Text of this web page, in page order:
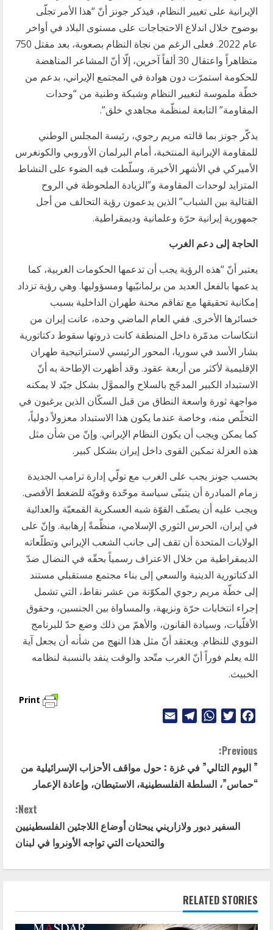
الإيرانية على تغيير النظام، فيذكر جونز أنّ “هذا الأمر تجلّى
بوضوح خلال اندلاع الاحتجاجات على مستوى البلاد في أواخر
عام 2022. فعلى الرغم من نجاة النظام بصعوبة، بعد مقتل 750
متظاهراً واعتقال 30 ألفاً آخرين، إلّا أنّ المشاعر المناهضة
للحكومة استمرّت دون هوادة في المجتمع الإيراني، بدعم من
خطّة ملموسة لتغيير النظام وشبكة وطنية من “وحدات
المقاومة” التابعة لمنظّمة مجاهدي خلق”.
يذكّر جونز بما قالته مريم رجوي، رئيسة المجلس الوطني
للمقاومة الإيرانية المنتخبة، أمام البرلمان الأوروبي والكونغرس
الأميركي في الأشهر الأخيرة، وسلّطت فيه الضوء على النشاط
المتزايد لوحدات المقاومة و”الزيادة الملحوظة في الروح
القتالية بين الشباب” الذين يدعمون رؤية التحالف من أجل
جمهورية إيرانية حرّة وعلمانية وديمقراطية.
الحاجة إلى دعم الغرب
يعتبر أنّ “هذه الرؤية يجب أن تدعمها الحكومات الغربية، كما
يدعمها بالفعل العديد من برلمانيّيها ومسؤوليها. وهي رؤية تزداد
إمكانية تحقيقها مع تفاقم محنة طهران الداخلية بسبب
خسائرها الأخرى. ففي العام الماضي وحده، عانت إيران من
انتكاسات مدمّرة داخل المنطقة كانت ذروتها سقوط دكتاتورية
بشار الأسد في سوريا، المحور الرئيسي لاستراتيجية طهران
الإقليمية لأكثر من أربعة عقود. وقد أظهرت الإطاحة به أنّ
الاستبداد الكبير المدجّج بالسلاح والمموَّل بشكل جيّد لا يمكنه
مواجهة ثورة واسعة النطاق من قبل السكّان الذين يرغبون في
التخلّص منه، وخاصة عندما يكون هذا الاستبداد معزولاً دولياً،
كما يمكن ويجب أن يكون النظام الإيراني. وإنّ من شأن مثل
هذه العزلة تمكين القوى داخل إيران بشكل كبير.
بحسب جونز يجب على الغرب مع تولّي إدارة ترامب الجديدة
زمام المبادرة أن يتبنّى سياسة موحّدة وقويّة للضغط الأقصى.
ويجب عليه أن يصنّف القوّة شبه العسكرية القمعيّة والعدائية
في إيران، الحرس الثوري الإسلامي، منظّمةً إرهابية. وإنّ على
الولايات المتحدة أن تقف إلى جانب الشعب الإيراني وتطلّعاته
الديمقراطية من خلال الاعتراف رسمياً بحقّه في النضال ضدّ
الدكتاتورية الدينية والسعي إلى بناء مجتمع مستقبلي مستند
إلى خطّة مريم رجوي المكوّنة من عشر نقاط، التي تشمل
إجراء انتخابات حرّة ونزيهة، والمساواة بين الجنسين، وحقوق
الأقلّيات، وسيادة القانون، والأهمّ من ذلك وضع حدّ للبرنامج
النووي للنظام. ويعتقد أنّ مثل هذا النهج من شأنه أن يجعل آية
الله يعلم فوراً أنّ الغرب متّحد والوقت ينفد بالنسبة لنظامه
الخبيث.
Print
Facebook
Twitter
WhatsApp
Telegram
Email
C
o
u
Previous:
” اليوم التالي” في غزة : حول مواقف الأحزاب الإسرائيلية من
“حماس”، السلطة الفلسطينية، الاستيطان، وإعادة الإعمار
Next:
السفير دبور ولازاريني يبحثان أوضاع اللاجئين الفلسطينيين
والتحديات التي تواجه الأونروا في لبنان
RELATED STORIES